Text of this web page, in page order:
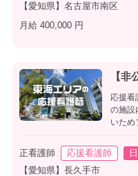
【愛知県】名古屋市南区
月給 400,000 円
【非
応援看
の施設
いため
正看護師 応援看護師
【愛知県】長久手市